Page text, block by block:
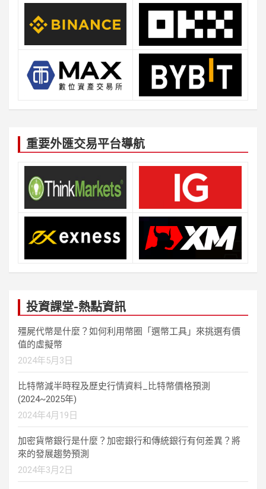
重要外匯交易平台導航
投資課堂-熱點資訊
殭屍代幣是什麼？如何利用幣圈「選幣工具」來挑選有價
值的虛擬幣
2024年5月3日
比特幣減半時程及歷史行情資料_比特幣價格預測
(2024~2025年)
2024年4月19日
加密貨幣銀行是什麼？加密銀行和傳統銀行有何差異？將
來的發展趨勢預測
2024年3月2日